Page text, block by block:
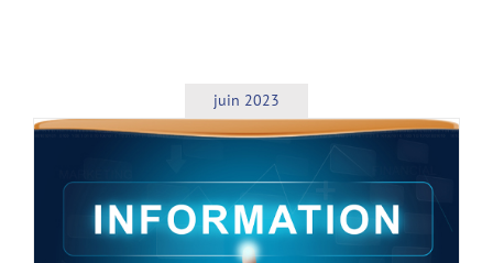
juin 2023